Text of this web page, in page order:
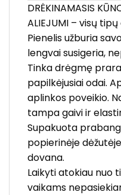
DRĖKINAMASIS
ALIEJUMI – visų tipų
Pienelis užburia
lengvai susigeria,
Tinka drėgmę
papilkėjusiai odai.
aplinkos poveikio.
tampa gaivi ir
Supakuota
popierinėje
dovana.
Laikyti atokiau nuo
vaikams